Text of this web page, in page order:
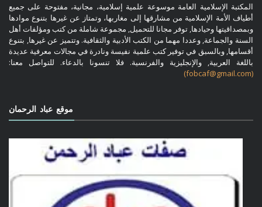
المكتبة الإسلامية العامة موسوعة علمية إسلامية، مجانية، مفتوحة على جميع
أطياف الأمة الإسلامية من مشارقها إلى مغاربها، وتمتاز عن غيرها بتنوع موادها
وبمصداقيتها وحيادها, توفر مجانا للتحميل, مجموعة شاملة من كتب ومؤلفات أهل
السنة والجماعة, وعددا مهما من الكتب الأدبية والثقافية. وتتميز عن غيرها, بتنوع
أقسامها, وبالسبق في توفير كتب علمية نفيسة ونادرة في مجالات معرفية عديدة
باللغة العربية, والإنجليزية والفرنسية. فلا تنسونا بالدعاء. للتواصل معنا:
(fobcaf@gmail.com)
موقع عباد الرحمان